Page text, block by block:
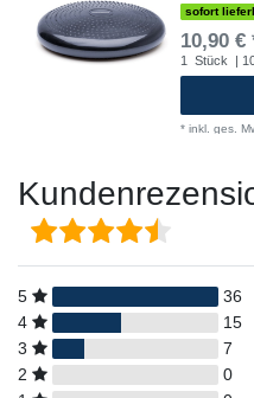
sofort
10,90 €
1 Stück |
* inkl. ges.
5
36
4
15
3
7
2
0